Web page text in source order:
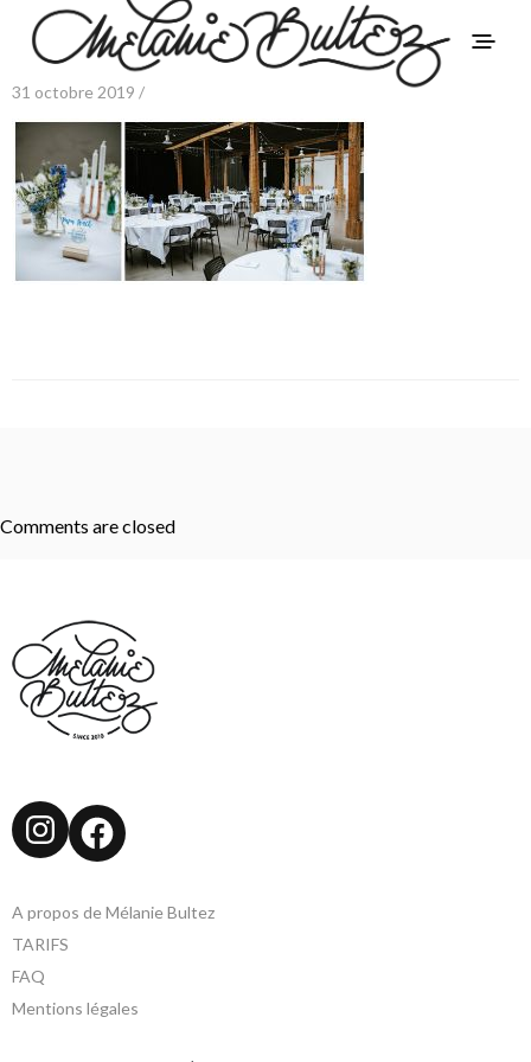
31 octobre 2019 /
Comments are closed
Instagram
Facebook
A propos de Mélanie Bultez
TARIFS
FAQ
Mentions légales